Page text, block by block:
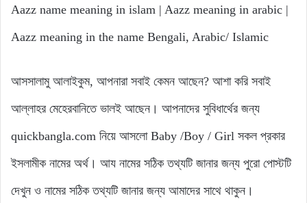
Aazz name meaning in islam | Aazz meaning in arabic |
Aazz meaning in the name Bengali, Arabic/ Islamic
আসসালামু আলাইকুম, আপনারা সবাই কেমন আছেন? আশা করি সবাই
আল্লাহর মেহেরবানিতে ভালই আছেন। আপনাদের সুবিধার্থের জন্য
quickbangla.com নিয়ে আসলো Baby /Boy / Girl সকল প্রকার
ইসলামীক নামের অর্থ। আয নামের সঠিক তথ্যটি জানার জন্য পুরো পোস্টটি
দেখুন ও নামের সঠিক তথ্যটি জানার জন্য আমাদের সাথে থাকুন।